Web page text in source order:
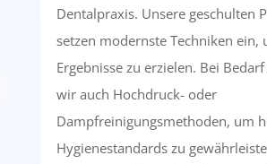
Dentalpraxis. Unsere geschulten
setzen modernste Techniken ein,
Ergebnisse zu erzielen. Bei
wir auch Hochdruck- oder
Dampfreinigungsmethoden, um
Hygienestandards zu